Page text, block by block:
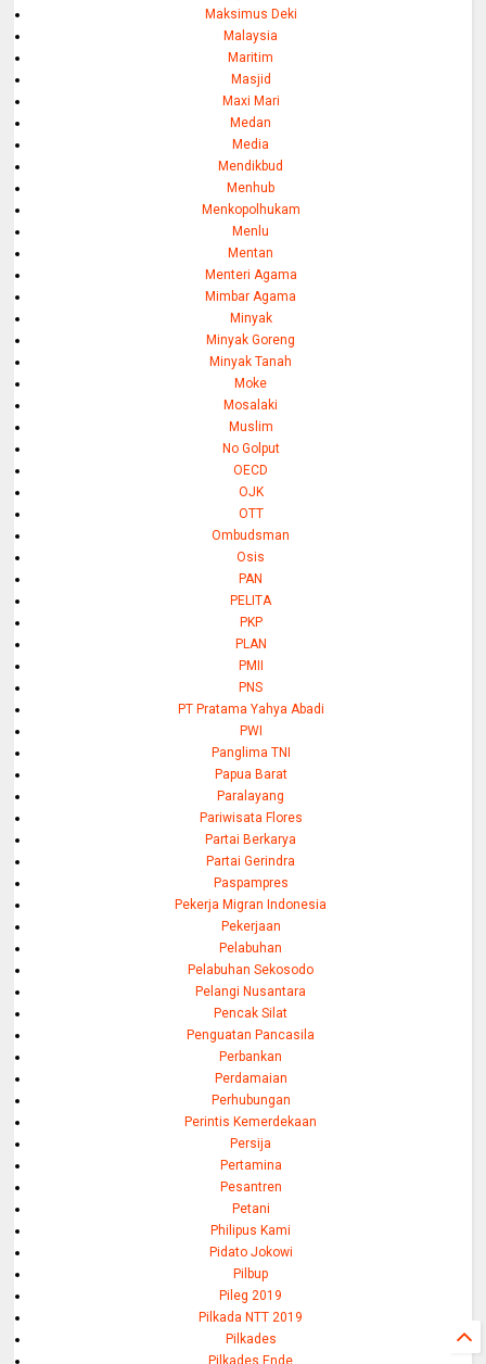
Maksimus Deki
Malaysia
Maritim
Masjid
Maxi Mari
Medan
Media
Mendikbud
Menhub
Menkopolhukam
Menlu
Mentan
Menteri Agama
Mimbar Agama
Minyak
Minyak Goreng
Minyak Tanah
Moke
Mosalaki
Muslim
No Golput
OECD
OJK
OTT
Ombudsman
Osis
PAN
PELITA
PKP
PLAN
PMII
PNS
PT Pratama Yahya Abadi
PWI
Panglima TNI
Papua Barat
Paralayang
Pariwisata Flores
Partai Berkarya
Partai Gerindra
Paspampres
Pekerja Migran Indonesia
Pekerjaan
Pelabuhan
Pelabuhan Sekosodo
Pelangi Nusantara
Pencak Silat
Penguatan Pancasila
Perbankan
Perdamaian
Perhubungan
Perintis Kemerdekaan
Persija
Pertamina
Pesantren
Petani
Philipus Kami
Pidato Jokowi
Pilbup
Pileg 2019
Pilkada NTT 2019
Pilkades
Pilkades Ende